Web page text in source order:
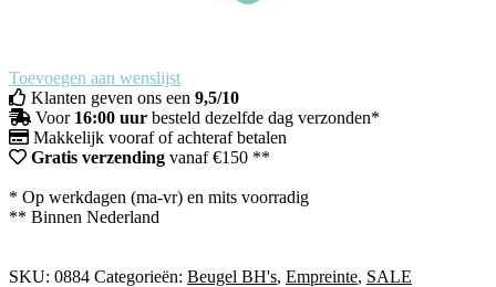
Toevoegen aan wenslijst
Klanten geven ons een 9,5/10
Voor 16:00 uur besteld dezelfde dag verzonden*
Makkelijk vooraf of achteraf betalen
Gratis verzending vanaf €150 **
* Op werkdagen (ma-vr) en mits voorradig
** Binnen Nederland
SKU: 0884 Categorieën: Beugel BH's, Empreinte, SALE